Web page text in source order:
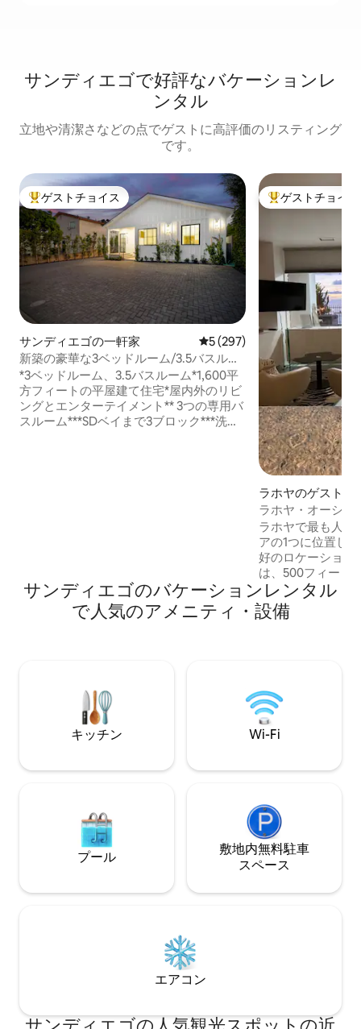
サンディエゴで好評なバケーションレ
ンタル
立地や清潔さなどの点でゲストに高評価のリスティング
です。
大好評のゲストチョイスです。
ゲストチョイス
サンディエゴの一軒家 レビュー297件、5つ星中5つ
5 (297)
新築の豪華な3ベッドルーム/3.5バスルー
ムのポイントロマ沿岸の1階建て
*3ベッドルーム、3.5バスルーム*1,600平
方フィートの平屋建て住宅*屋内外のリビ
ングとエンターテイメント** 3つの専用バ
スルーム***SDベイまで3ブロック***洗濯
大好評のゲスト
ゲストチョイス
ラホヤのゲストス
ラホヤ・オーシャ
ィ・スイート
ラホヤで最も人気
アの1つに位置し
好のロケーション
は、500フィート
ずか数フィートの
り、234平方フィ
用バスルーム付き
園から石のビーチ
砂浜、頭上を飛ぶ
エスプレッソメー
蔵冷凍庫、電気
サンディエゴのバケーションレンタル
で人気のアメニティ・設備
キッチン Wi-Fi
プール
敷地内無料駐⁠車
ス⁠ペ⁠ー⁠ス
エアコン